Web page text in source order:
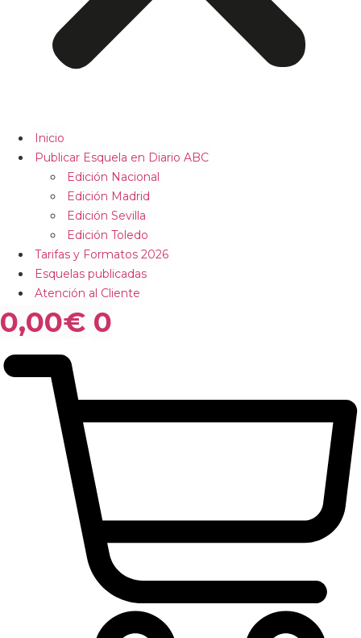
Inicio
Publicar Esquela en Diario ABC
Edición Nacional
Edición Madrid
Edición Sevilla
Edición Toledo
Tarifas y Formatos 2026
Esquelas publicadas
Atención al Cliente
0,00€ 0